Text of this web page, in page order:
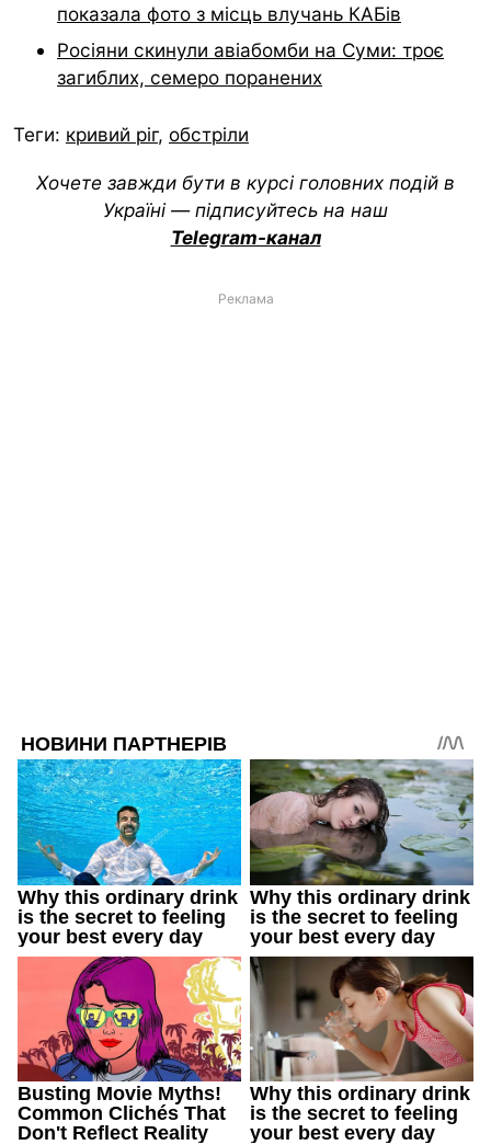
показала фото з місць влучань КАБів
Росіяни скинули авіабомби на Суми: троє
загиблих, семеро поранених
Теги: кривий ріг, обстріли
Хочете завжди бути в курсі головних подій в
Україні — підписуйтесь на наш
Telegram-канал
Реклама